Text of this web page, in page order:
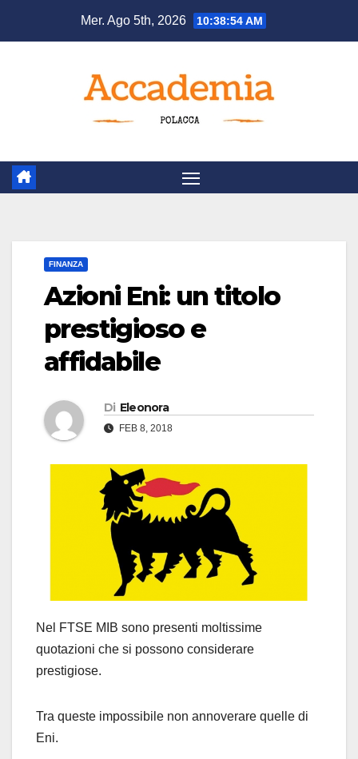
Mer. Ago 5th, 2026 10:38:55 AM
FINANZA
Azioni Eni: un titolo
prestigioso e
affidabile
Di Eleonora
FEB 8, 2018
Nel FTSE MIB sono presenti moltissime
quotazioni che si possono considerare
prestigiose.
Tra queste impossibile non annoverare quelle di
Eni.